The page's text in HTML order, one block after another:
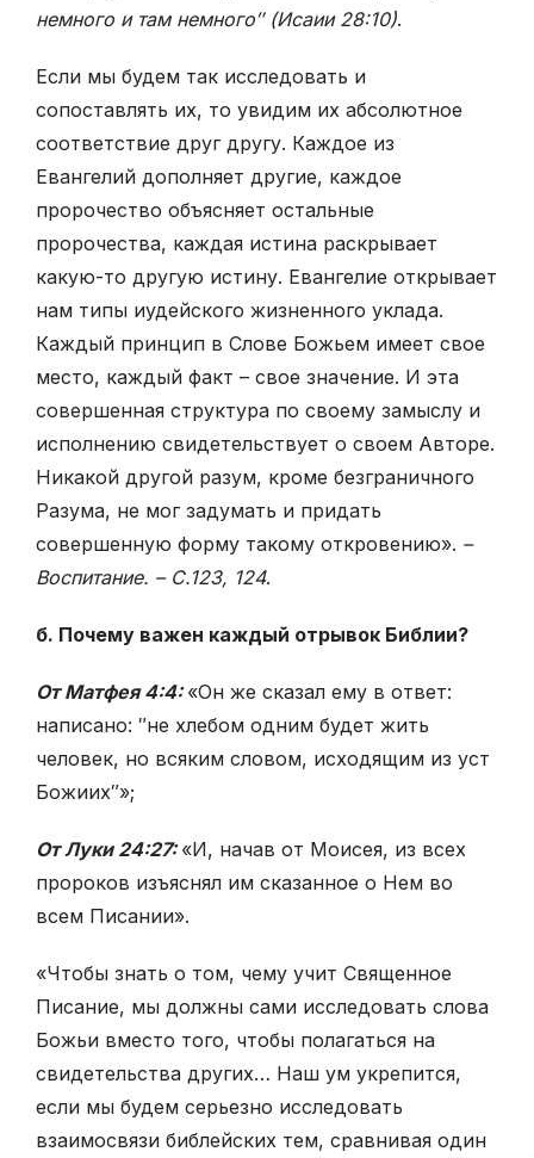
немного и там немного″ (Исаии 28:10).
Если мы будем так исследовать и
сопоставлять их, то увидим их абсолютное
соответствие друг другу. Каждое из
Евангелий дополняет другие, каждое
пророчество объясняет остальные
пророчества, каждая истина раскрывает
какую-то другую истину. Евангелие открывает
нам типы иудейского жизненного уклада.
Каждый принцип в Слове Божьем имеет свое
место, каждый факт – свое значение. И эта
совершенная структура по своему замыслу и
исполнению свидетельствует о своем Авторе.
Никакой другой разум, кроме безграничного
Разума, не мог задумать и придать
совершенную форму такому откровению». –
Воспитание. – С.123, 124.
б. Почему важен каждый отрывок Библии?
От Матфея 4:4:«Он же сказал ему в ответ:
написано: ″не хлебом одним будет жить
человек, но всяким словом, исходящим из уст
Божиих″»;
От Луки 24:27:«И, начав от Моисея, из всех
пророков изъяснял им сказанное о Нем во
всем Писании».
«Чтобы знать о том, чему учит Священное
Писание, мы должны сами исследовать слова
Божьи вместо того, чтобы полагаться на
свидетельства других… Наш ум укрепится,
если мы будем серьезно исследовать
взаимосвязи библейских тем, сравнивая один